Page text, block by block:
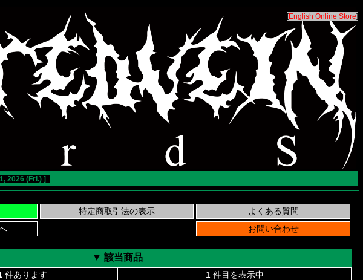
[English Online Store]
2026 (Fri.) ]
▼ 該当商品
件あります 1 件目を表示中